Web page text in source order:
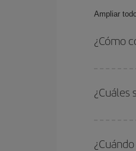
Ampliar
¿Cómo
vuelta.
¿Cuáles
quieres ir